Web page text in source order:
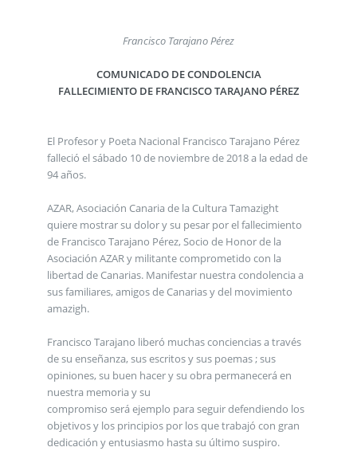
Francisco Tarajano Pérez
COMUNICADO DE CONDOLENCIA
FALLECIMIENTO DE FRANCISCO TARAJANO PÉREZ
El Profesor y Poeta Nacional Francisco Tarajano Pérez
falleció el sábado 10 de noviembre de 2018 a la edad de
94 años.
AZAR, Asociación Canaria de la Cultura Tamazight
quiere mostrar su dolor y su pesar por el fallecimiento
de Francisco Tarajano Pérez, Socio de Honor de la
Asociación AZAR y militante comprometido con la
libertad de Canarias. Manifestar nuestra condolencia a
sus familiares, amigos de Canarias y del movimiento
amazigh.
Francisco Tarajano liberó muchas conciencias a través
de su enseñanza, sus escritos y sus poemas ; sus
opiniones, su buen hacer y su obra permanecerá en
nuestra memoria y su
compromiso será ejemplo para seguir defendiendo los
objetivos y los principios por los que trabajó con gran
dedicación y entusiasmo hasta su último suspiro.